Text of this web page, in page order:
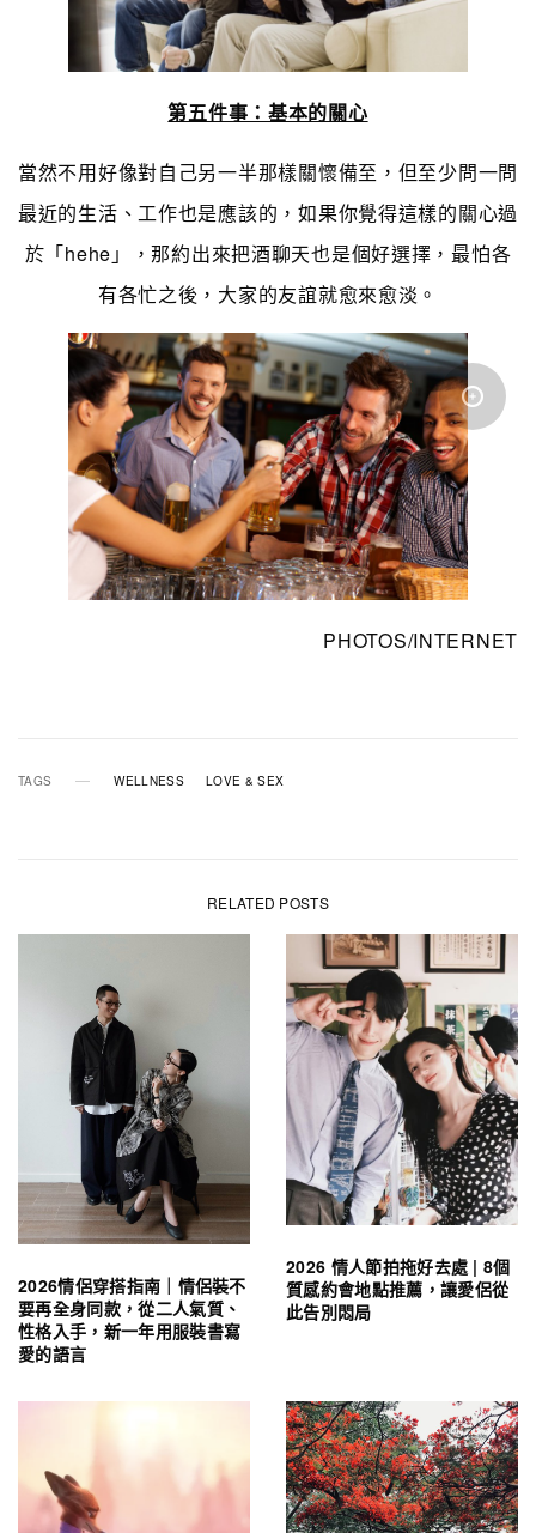
第五件事：基本的關心
當然不用好像對自己另一半那樣關懷備至，但至少問一問
最近的生活、工作也是應該的，如果你覺得這樣的關心過
於「hehe」，那約出來把酒聊天也是個好選擇，最怕各
有各忙之後，大家的友誼就愈來愈淡。
PHOTOS/INTERNET
TAGS WELLNESS LOVE & SEX
RELATED POSTS
2026情侶穿搭指南｜情侶裝不
要再全身同款，從二人氣質、
性格入手，新一年用服裝書寫
愛的語言
2026 情人節拍拖好去處 | 8個
質感約會地點推薦，讓愛侶從
此告別悶局